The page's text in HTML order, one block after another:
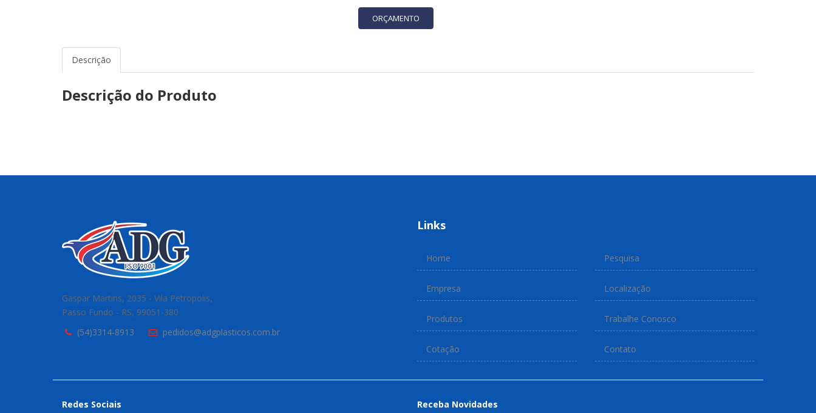
ORÇAMENTO
Descrição
Descrição do Produto
Gaspar Martins, 2035 - Vila Petropolis,
Passo Fundo - RS, 99051-380
(54)3314-8913
pedidos@adgplasticos.com.br
Links
Home
Empresa
Produtos
Cotação
Pesquisa
Localização
Trabalhe Conosco
Contato
Redes Sociais Receba Novidades